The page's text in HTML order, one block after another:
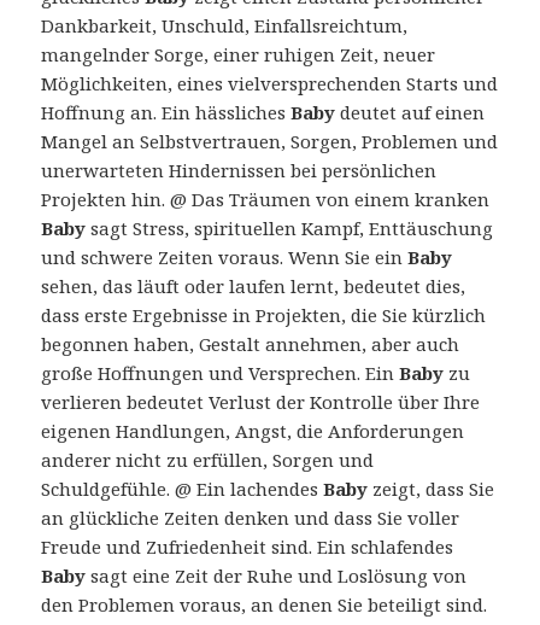
Dankbarkeit, Unschuld, Einfallsreichtum,
mangelnder Sorge, einer ruhigen Zeit, neuer
Möglichkeiten, eines vielversprechenden Starts und
Hoffnung an. Ein hässlichesBaby deutet auf einen
Mangel an Selbstvertrauen, Sorgen, Problemen und
unerwarteten Hindernissen bei persönlichen
Projekten hin. @ Das Träumen von einem kranken
Baby sagt Stress, spirituellen Kampf, Enttäuschung
und schwere Zeiten voraus. Wenn Sie einBaby
sehen, das läuft oder laufen lernt, bedeutet dies,
dass erste Ergebnisse in Projekten, die Sie kürzlich
begonnen haben, Gestalt annehmen, aber auch
große Hoffnungen und Versprechen. EinBaby zu
verlieren bedeutet Verlust der Kontrolle über Ihre
eigenen Handlungen, Angst, die Anforderungen
anderer nicht zu erfüllen, Sorgen und
Schuldgefühle. @ Ein lachendesBaby zeigt, dass Sie
an glückliche Zeiten denken und dass Sie voller
Freude und Zufriedenheit sind. Ein schlafendes
Baby sagt eine Zeit der Ruhe und Loslösung von
den Problemen voraus, an denen Sie beteiligt sind.